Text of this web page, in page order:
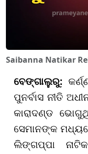
Saibanna Natikar
ବେଙ୍ଗାଲୁରୁ:
ପୁନର୍ବାସ ନୀତି
କାରାଦଣ୍ଡ
ସେମାନଙ୍କ
ଲିଙ୍ଗପ୍ପା